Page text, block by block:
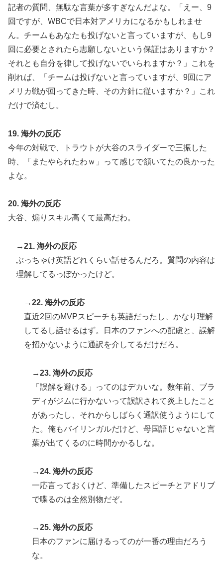
記者の質問、無駄な言葉が多すぎなんだよな。「えー、9
回ですが、WBCで日本対アメリカになるかもしれませ
ん。チームもあなたも投げないと言っていますが、もし9
回に必要とされたら志願しないという保証はありますか？
それとも自分を律して投げないでいられますか？」これを
削れば、「チームは投げないと言っていますが、9回にア
メリカ戦が回ってきた時、その方針に従いますか？」これ
だけで済むし。
19. 海外の反応
今年の対戦で、トラウトが大谷のスライダーで三振した
時、「またやられたわｗ」って感じで頷いてたの良かった
よな。
20. 海外の反応
大谷、煽りスキル高くて最高だわ。
→21. 海外の反応
ぶっちゃけ英語どれくらい話せるんだろ。質問の内容は
理解してるっぽかったけど。
→22. 海外の反応
直近2回のMVPスピーチも英語だったし、かなり理解
してるし話せるはず。日本のファンへの配慮と、誤解
を招かないように通訳を介してるだけだろ。
→23. 海外の反応
「誤解を避ける」ってのはデカいな。数年前、ブラ
ディがジムに行かないって誤訳されて炎上したこと
があったし、それからしばらく通訳使うようにして
た。俺もバイリンガルだけど、母国語じゃないと言
葉が出てくるのに時間かかるしな。
→24. 海外の反応
一応言っておくけど、準備したスピーチとアドリブ
で喋るのは全然別物だぞ。
→25. 海外の反応
日本のファンに届けるってのが一番の理由だろう
な。